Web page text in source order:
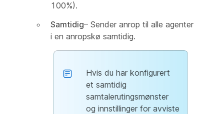
100%).
Samtidig– Sender anrop til alle agenter
i en anropskø samtidig.
Hvis du har konfigurert
et samtidig
samtalerutingsmønster
og innstillinger for avviste